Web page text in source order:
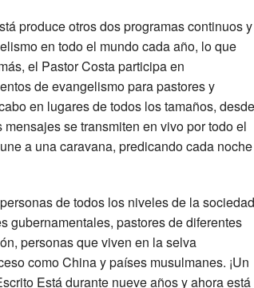
produce otros dos programas continuos y
en todo el mundo cada año, lo que
el Pastor Costa participa en
de evangelismo para pastores y
en lugares de todos los tamaños,
se transmiten en vivo por todo el
a una caravana, predicando cada noche
de todos los niveles de la
gubernamentales, pastores de diferentes
personas que viven en la selva
como China y países musulmanes. ¡Un
Está durante nueve años y ahora está